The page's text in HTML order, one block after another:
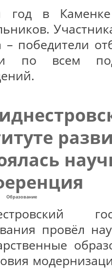
год в
– победители
по всем
Образование
провёл